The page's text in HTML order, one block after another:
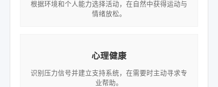
根据环境和个人能力选择活动，在自然中获得运动与
情绪放松。
心理健康
识别压力信号并建立支持系统，在需要时主动寻求专
业帮助。